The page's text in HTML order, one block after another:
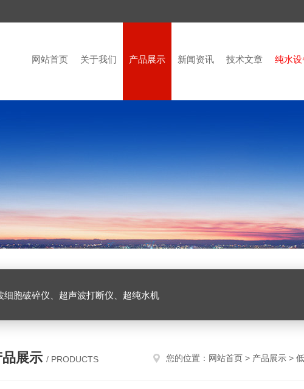
网站首页 关于我们 产品展示 新闻资讯 技术文章 纯水
细胞破碎仪、超声波打断仪、超纯水机
品展示 / PRODUCTS 您的位置： 网站首页 > 产品展示 >